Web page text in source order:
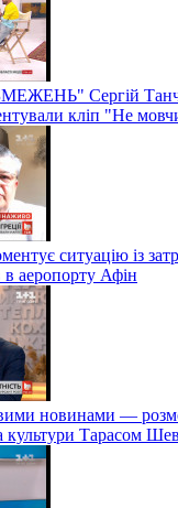
Сергій
кліп "Не
ситуацію із
в аеропорту Афін
новинами —
культури Тарасом